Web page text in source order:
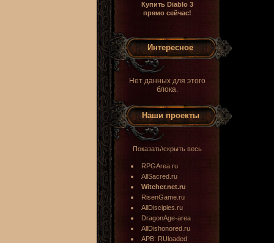
Купить Diablo 3
прямо сейчас!
Интересное
Нет данных для этого
блока.
Наши проекты
Показать\скрыть весь
RPGArea.ru
AllSacred.ru
Witcher.net.ru
RisenGame.ru
AllDisciples.ru
DragonAge-area
AllDishonored.ru
APB: RUloaded